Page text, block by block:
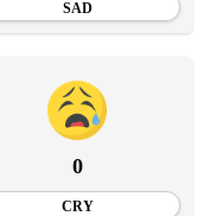
SAD
0
CRY